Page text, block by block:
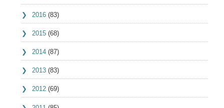
2016 (83)
2015 (68)
2014 (87)
2013 (83)
2012 (69)